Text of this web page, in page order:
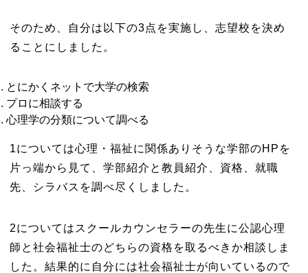
そのため、自分は以下の3点を実施し、志望校を決め
ることにしました。
とにかくネットで大学の検索
プロに相談する
心理学の分類について調べる
1については心理・福祉に関係ありそうな学部のHPを
片っ端から見て、学部紹介と教員紹介、資格、就職
先、シラバスを調べ尽くしました。
2についてはスクールカウンセラーの先生に公認心理
師と社会福祉士のどちらの資格を取るべきか相談しま
した。結果的に自分には社会福祉士が向いているので